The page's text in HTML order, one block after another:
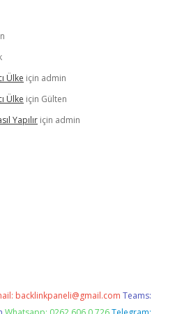
Ülke için admin
Ülke için Gülten
Yapılır için admin
backlinkpaneli@gmail.com Teams: